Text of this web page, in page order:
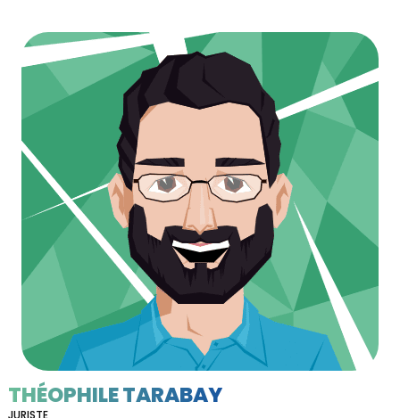
THÉOPHILE TARABAY